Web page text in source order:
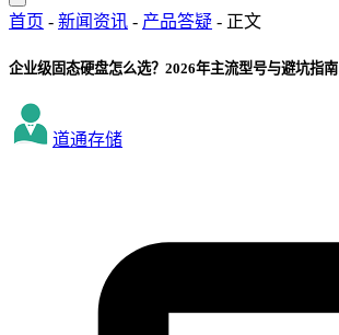
首页 - 新闻资讯 - 产品答疑 - 正文
企业级固态硬盘怎么选？2026年主流型号与避坑指南
道通存储